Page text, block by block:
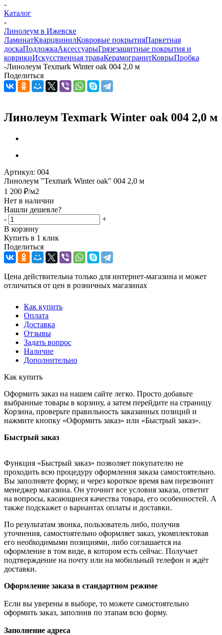
-
Каталог
-
Линолеум в Ижевске
ЛаминатКварцвинилКовровые покрытияПаркетная
доскаПодложкаАксессуарыГрязезащитные покрытия и
коврикиИскусственная траваКерамогранитКоврыПробка
-Линолеум Texmark Winter oak 004 2,0 м
Поделиться
Линолеум Texmark Winter oak 004 2,0 м
Артикул: 004
Линолеум "Texmark Winter oak" 004 2,0 м
1 200 ₽/м2
Нет в наличии
Нашли дешевле?
-
+
В корзину
Купить в 1 клик
Поделиться
Цена действительна только для интернет-магазина и может
отличаться от цен в розничных магазинах
Как купить
Оплата
Доставка
Отзывы
Задать вопрос
Наличие
Дополнительно
Как купить
Оформить заказ на нашем сайте легко. Просто добавьте
выбранные товары в корзину, а затем перейдите на страницу
Корзина, проверьте правильность заказанных позиций и
нажмите кнопку «Оформить заказ» или «Быстрый заказ».
Быстрый заказ
Функция «Быстрый заказ» позволяет покупателю не
проходить всю процедуру оформления заказа самостоятельно.
Вы заполняете форму, и через короткое время вам перезвонит
менеджер магазина. Он уточнит все условия заказа, ответит
на вопросы, касающиеся качества товара, его особенностей. А
также подскажет о вариантах оплаты и доставки.
По результатам звонка, пользователь либо, получив
уточнения, самостоятельно оформляет заказ, укомплектовав
его необходимыми позициями, либо соглашается на
оформление в том виде, в котором есть сейчас. Получает
подтверждение на почту или на мобильный телефон и ждёт
доставки.
Оформление заказа в стандартном режиме
Если вы уверены в выборе, то можете самостоятельно
оформить заказ, заполнив по этапам всю форму.
Заполнение адреса